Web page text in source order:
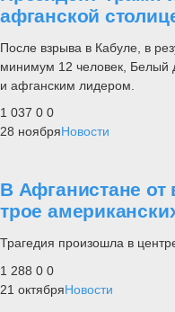
афганской
После взрыва в Кабуле, в
минимум 12 человек, Белый
и афганским лидером.
1 037 0 0
28 ноябряНовости
В Афганистане
трое
Трагедия произошла в
1 288 0 0
21 октябряНовости